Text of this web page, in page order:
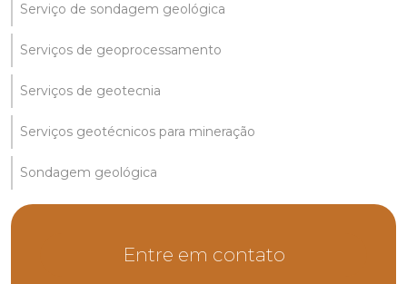
Serviço de sondagem geológica
Serviços de geoprocessamento
Serviços de geotecnia
Serviços geotécnicos para mineração
Sondagem geológica
Entre em contato